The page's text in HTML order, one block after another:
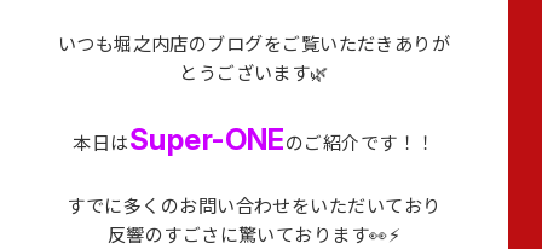
いつも堀之内店のブログをご覧いただきありが
とうございます🌿
本日はSuper-ONEのご紹介です！！
すでに多くのお問い合わせをいただいており
反響のすごさに驚いております👀⚡